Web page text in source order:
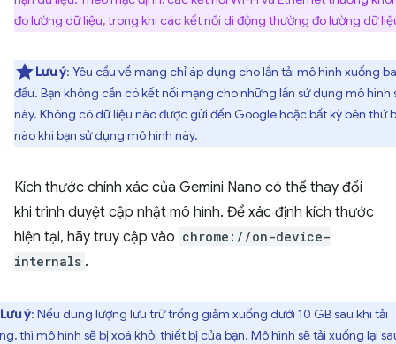
đo lường dữ liệu, trong khi các kết nối di động thường đo lường dữ
Lưu ý: Yêu cầu về mạng chỉ áp dụng cho lần tải mô hình xuống
đầu. Bạn không cần có kết nối mạng cho những lần sử dụng mô hình
này. Không có dữ liệu nào được gửi đến Google hoặc bất kỳ bên thứ
nào khi bạn sử dụng mô hình này.
Kích thước chính xác của Gemini Nano có thể thay đổi
khi trình duyệt cập nhật mô hình. Để xác định kích thước
hiện tại, hãy truy cập vào chrome://on-device-
internals .
Lưu ý: Nếu dung lượng lưu trữ trống giảm xuống dưới 10 GB sau khi tải
thì mô hình sẽ bị xoá khỏi thiết bị của bạn. Mô hình sẽ tải xuống lại